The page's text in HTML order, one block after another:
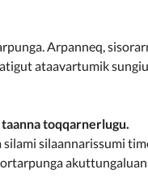
Arpanneq,
ataavartumik
toqqarnerlugu.
silaannarissumi